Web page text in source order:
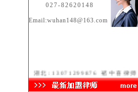
027-82620148
Email:wuhan148@163.com
湖北: 13071299876
褚中喜律师
武昌: 13871510095 饶建军律师
汉阳:
13986058091
冯 力律师